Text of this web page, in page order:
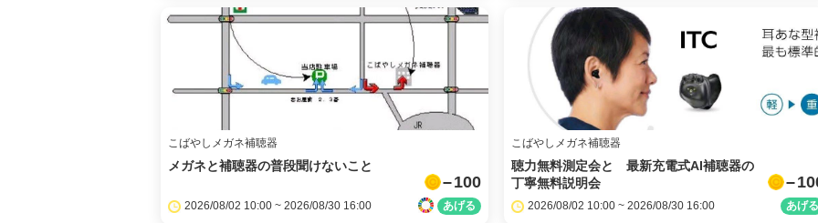
こばやしメガネ補聴器
メガネと補聴器の普段聞けないこと
100
2026/08/02 10:00 ~ 2026/08/30 16:00
こばやしメガネ補聴器
聴力無料測定会と 最新充電式AI補聴器の
丁寧無料説明会
2026/08/02 10:00 ~ 2026/08/30 16:00